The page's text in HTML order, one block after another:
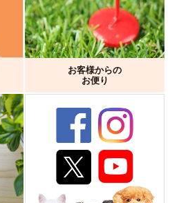
お客様からの
お便り